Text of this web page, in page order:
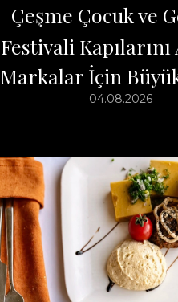
Çeşme Çocuk ve
Festivali Kapılarını
Markalar İçin
04.08.2026